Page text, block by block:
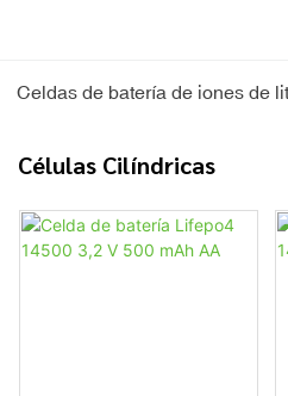
Celdas de batería de iones de
Células Cilíndricas